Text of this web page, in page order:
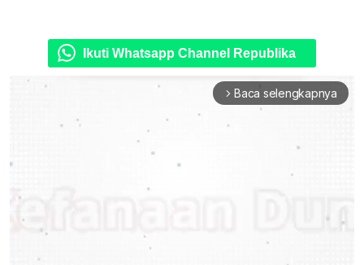
Ikuti Whatsapp Channel Republika
arrow_forward_ios Baca selengkapnya